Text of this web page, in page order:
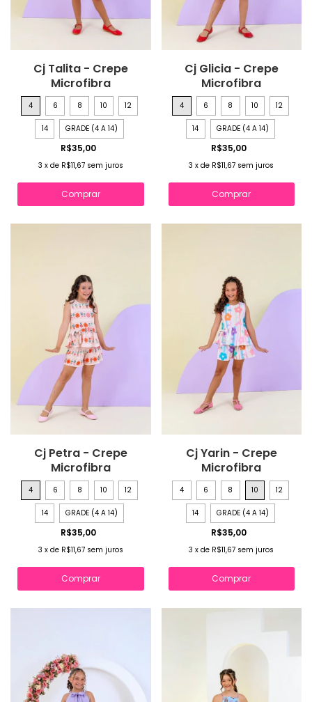
Cj Talita - Crepe
Microfibra
4 6 8 10 12
14 GRADE (4 A 14)
R$35,00
3 x de R$11,67 sem juros
Comprar
Cj Glicia - Crepe
Microfibra
4 6 8 10 12
14 GRADE (4 A 14)
R$35,00
3 xde R$11,67 sem juros
Comprar
Cj Petra - Crepe
Microfibra
4 6 8 10 12
14 GRADE (4 A 14)
R$35,00
3 x de R$11,67 sem juros
Comprar
Cj Yarin - Crepe
Microfibra
4 6 8 10 12
14 GRADE (4 A 14)
R$35,00
3 xde R$11,67 sem juros
Comprar